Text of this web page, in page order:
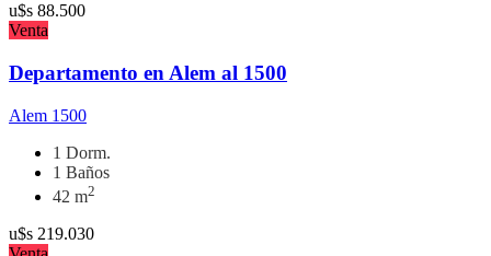
u$s 88.500
Venta
Departamento en Alem al 1500
Alem 1500
1 Dorm.
1 Baños
42 m2
u$s 219.030